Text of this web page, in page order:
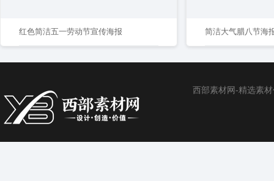
红色简洁五一劳动节宣传海报 简洁大气腊八节海
西部素材网-精选素